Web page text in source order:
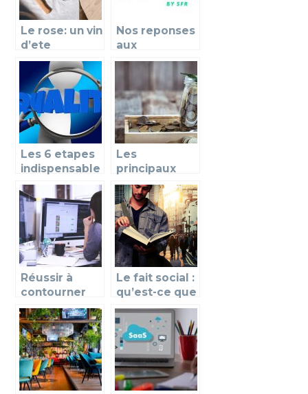
Le rose: un vin
d’ete
plebiscite par
les bons
vivants.
Nos reponses
aux
differentes
posees a
propos de
Red by SFR
Les 6 etapes
indispensable
s pour reussir
une prise de
contact
commercial
Les
principaux
avantages du
crédit conso
Réussir à
contourner
l’usurpation
d’identité,
comment y
parvenir ?
Le fait social :
qu’est-ce que
c’est et à quoi
il consiste
exactement ?